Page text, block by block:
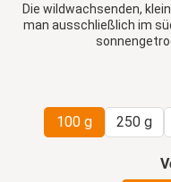
Die wildwachsenden,
man ausschließlich im
100 g
250 g